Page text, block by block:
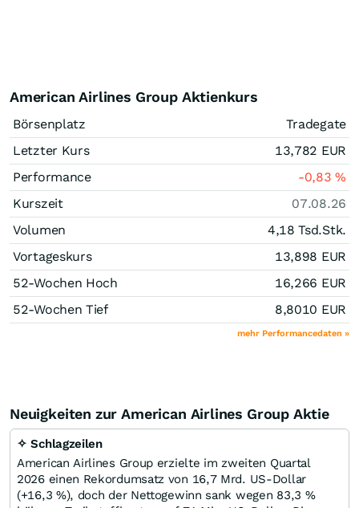
American Airlines Group Aktienkurs
Börsenplatz
Tradegate
Letzter Kurs
13,782 EUR
Performance
-0,83%
Kurszeit
07.08.26
Volumen
4,18 Tsd.Stk.
Vortageskurs
13,898 EUR
52-Wochen Hoch
16,266 EUR
52-Wochen Tief
8,8010 EUR
mehr Performancedaten »
Neuigkeiten zur American Airlines Group Aktie
✧ Schlagzeilen
American Airlines Group erzielte im zweiten Quartal
2026 einen Rekordumsatz von 16,7 Mrd. US-Dollar
(+16,3 %), doch der Nettogewinn sank wegen 83,3 %